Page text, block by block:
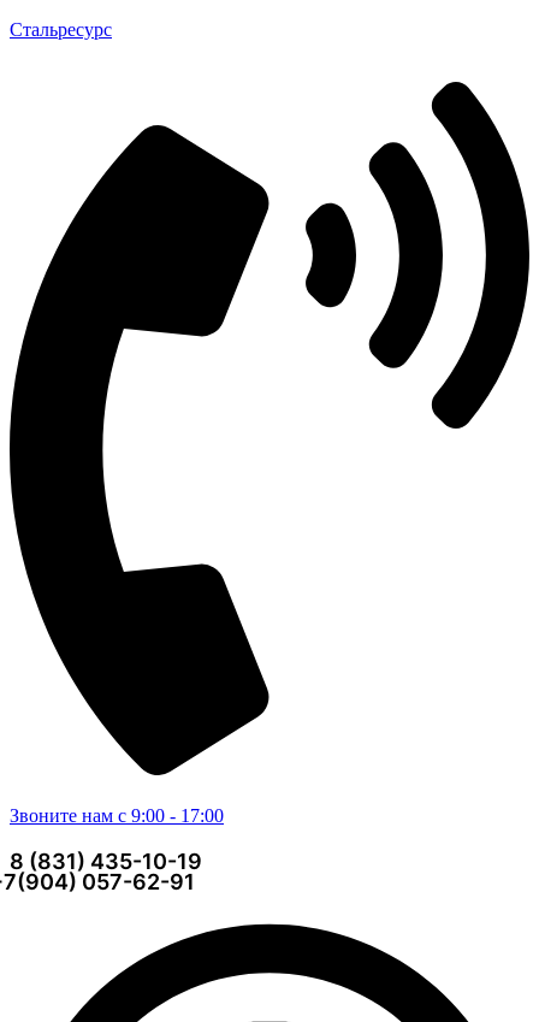
Стальресурс
Звоните нам с 9:00 - 17:00
8 (831) 435-10-19
057-62-91